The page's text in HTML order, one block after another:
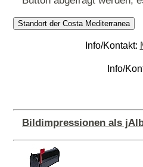
Info/Kontakt:
Info/
Bildimpressionen als